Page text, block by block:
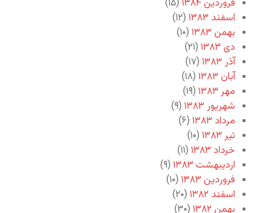
فروردین ۱۳۸۴
(۱۵)
اسفند ۱۳۸۳
(۱۲)
بهمن ۱۳۸۳
(۱۰)
دی ۱۳۸۳
(۲۱)
آذر ۱۳۸۳
(۱۷)
آبان ۱۳۸۳
(۱۸)
مهر ۱۳۸۳
(۱۹)
شهریور ۱۳۸۳
(۹)
مرداد ۱۳۸۳
(۶)
تیر ۱۳۸۳
(۱۰)
خرداد ۱۳۸۳
(۱۱)
اردیبهشت ۱۳۸۳
(۹)
فروردین ۱۳۸۳
(۱۰)
اسفند ۱۳۸۲
(۲۰)
بهمن ۱۳۸۲
(۳۰)